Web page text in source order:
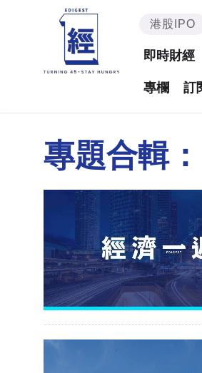
港股IPO
即時財經
專欄 訂
專題合輯：